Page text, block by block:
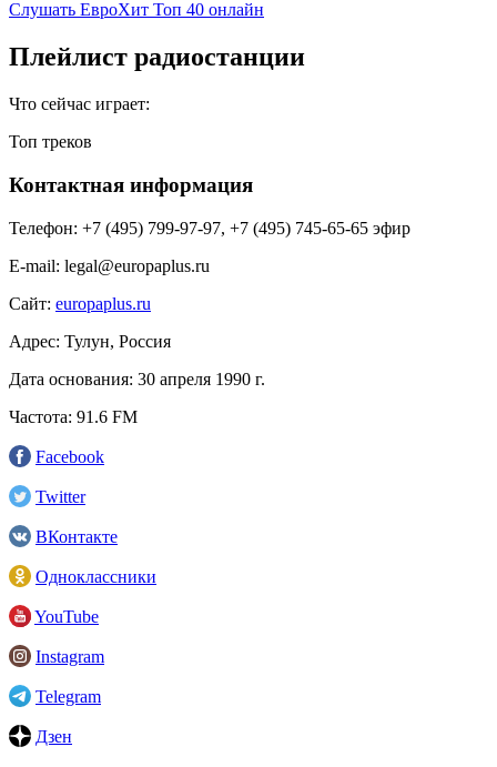
Слушать ЕвроХит Топ 40 онлайн
Плейлист радиостанции
Что сейчас играет:
Топ треков
Контактная информация
Телефон: +7 (495) 799-97-97, +7 (495) 745-65-65 эфир
E-mail: legal@europaplus.ru
Сайт: europaplus.ru
Адрес: Тулун, Россия
Дата основания: 30 апреля 1990 г.
Частота: 91.6 FM
Facebook
Twitter
ВКонтакте
Одноклассники
YouTube
Instagram
Telegram
Дзен